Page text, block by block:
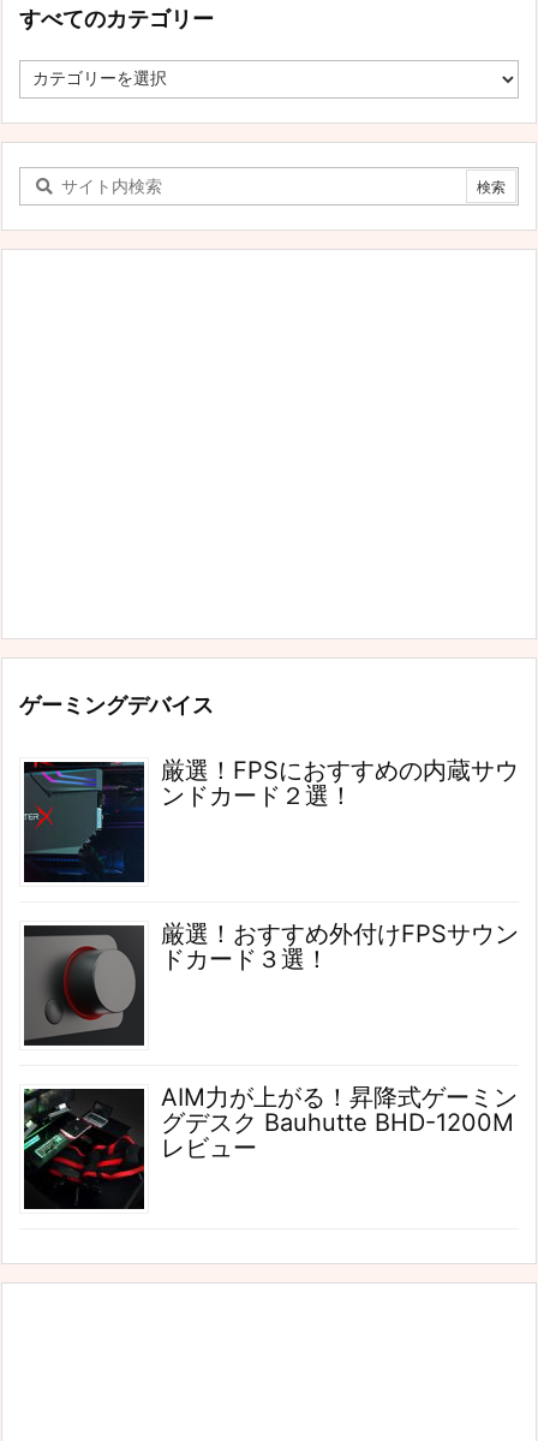
すべてのカテゴリー
べ
の
ゴ
リ
ー
ゲーミングデバイス
厳選！FPSにおすすめの内蔵サウ
ンドカード２選！
厳選！おすすめ外付けFPSサウン
ドカード３選！
AIM力が上がる！昇降式ゲーミン
グデスク Bauhutte BHD-1200M
レビュー